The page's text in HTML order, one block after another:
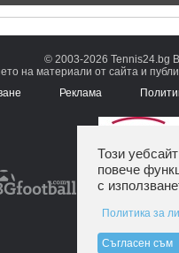
© 2003-2026 Tennis24.bg
на материали от сайта и
Реклама
Този
повече
с
Политика за
Съгласен съм